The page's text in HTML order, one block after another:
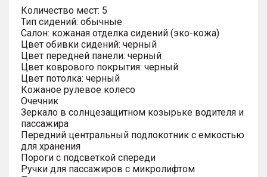
Количество мест: 5
Тип сидений: обычные
Салон: кожаная отделка сидений (эко-кожа)
Цвет обивки сидений: черный
Цвет передней панели: черный
Цвет коврового покрытия: черный
Цвет потолка: черный
Кожаное рулевое колесо
Очечник
Зеркало в солнцезащитном козырьке водителя и
пассажира
Передний центральный подлокотник с емкостью
для хранения
Пороги с подсветкой спереди
Ручки для пассажиров с микролифтом